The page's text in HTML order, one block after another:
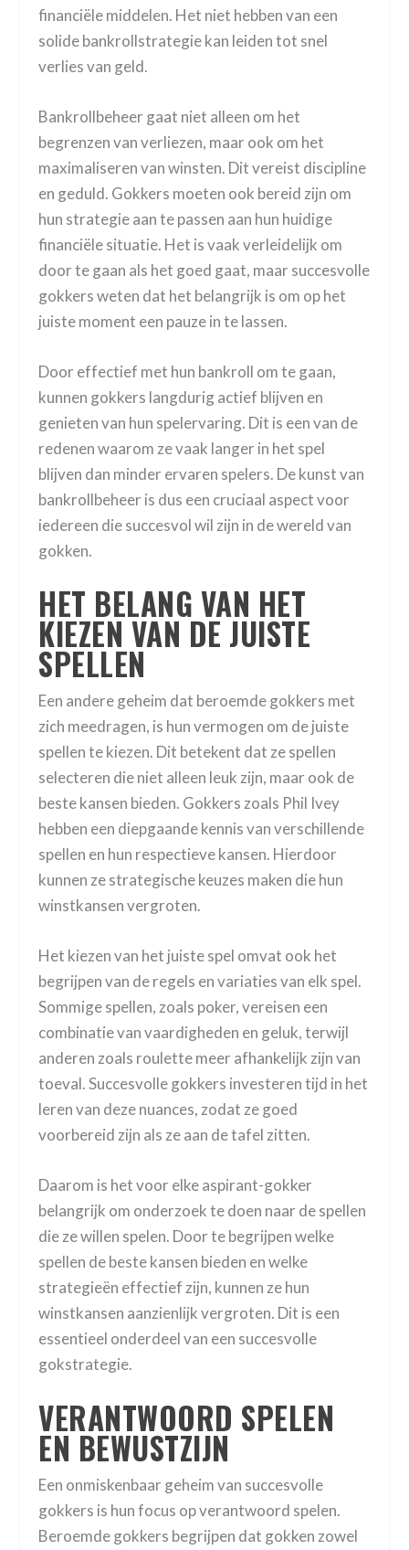
financiële middelen. Het niet hebben van een
solide bankrollstrategie kan leiden tot snel
verlies van geld.
Bankrollbeheer gaat niet alleen om het
begrenzen van verliezen, maar ook om het
maximaliseren van winsten. Dit vereist discipline
en geduld. Gokkers moeten ook bereid zijn om
hun strategie aan te passen aan hun huidige
financiële situatie. Het is vaak verleidelijk om
door te gaan als het goed gaat, maar succesvolle
gokkers weten dat het belangrijk is om op het
juiste moment een pauze in te lassen.
Door effectief met hun bankroll om te gaan,
kunnen gokkers langdurig actief blijven en
genieten van hun spelervaring. Dit is een van de
redenen waarom ze vaak langer in het spel
blijven dan minder ervaren spelers. De kunst van
bankrollbeheer is dus een cruciaal aspect voor
iedereen die succesvol wil zijn in de wereld van
gokken.
HET BELANG VAN HET
KIEZEN VAN DE JUISTE
SPELLEN
Een andere geheim dat beroemde gokkers met
zich meedragen, is hun vermogen om de juiste
spellen te kiezen. Dit betekent dat ze spellen
selecteren die niet alleen leuk zijn, maar ook de
beste kansen bieden. Gokkers zoals Phil Ivey
hebben een diepgaande kennis van verschillende
spellen en hun respectieve kansen. Hierdoor
kunnen ze strategische keuzes maken die hun
winstkansen vergroten.
Het kiezen van het juiste spel omvat ook het
begrijpen van de regels en variaties van elk spel.
Sommige spellen, zoals poker, vereisen een
combinatie van vaardigheden en geluk, terwijl
anderen zoals roulette meer afhankelijk zijn van
toeval. Succesvolle gokkers investeren tijd in het
leren van deze nuances, zodat ze goed
voorbereid zijn als ze aan de tafel zitten.
Daarom is het voor elke aspirant-gokker
belangrijk om onderzoek te doen naar de spellen
die ze willen spelen. Door te begrijpen welke
spellen de beste kansen bieden en welke
strategieën effectief zijn, kunnen ze hun
winstkansen aanzienlijk vergroten. Dit is een
essentieel onderdeel van een succesvolle
gokstrategie.
VERANTWOORD SPELEN
EN BEWUSTZIJN
Een onmiskenbaar geheim van succesvolle
gokkers is hun focus op verantwoord spelen.
Beroemde gokkers begrijpen dat gokken zowel